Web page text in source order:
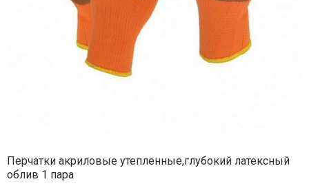
Перчатки акриловые утепленные,глубокий латексный
облив 1 пара